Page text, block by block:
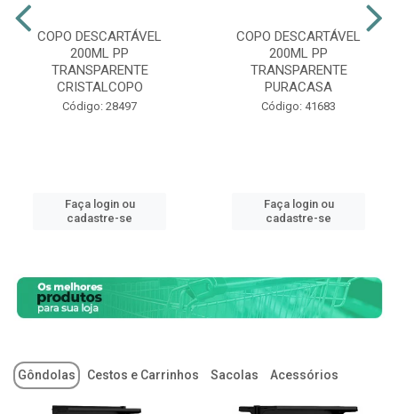
COPO DESCARTÁVEL
200ML PP
TRANSPARENTE
CRISTALCOPO
Código: 28497
Faça login ou
cadastre-se
COPO DESCARTÁVEL
200ML PP
TRANSPARENTE
PURACASA
Código: 41683
Faça login ou
cadastre-se
Gôndolas Cestos e Carrinhos Sacolas Acessórios